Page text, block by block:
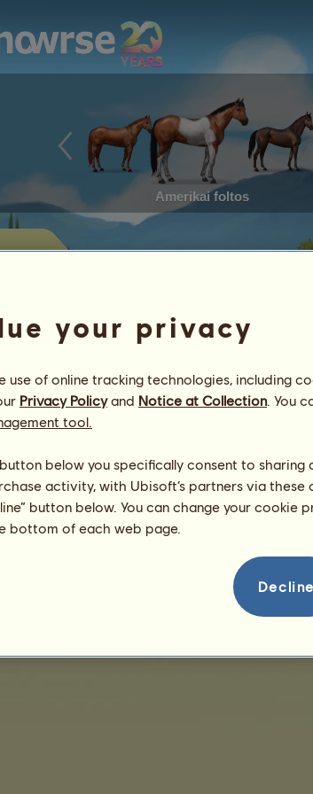
Amerikai foltos
Elért eredmények
Képességek/Genetika
Tételek
megjeleníthető értékesítés
Sütikezelés
your privacy
of online tracking technologies, including
Privacy Policyand Notice at Collection. You
tool.
below you specifically consent to sharing
activity, with Ubisoft’s partners via these
button below. You can change your cookie
bottom of each web page.
Decline